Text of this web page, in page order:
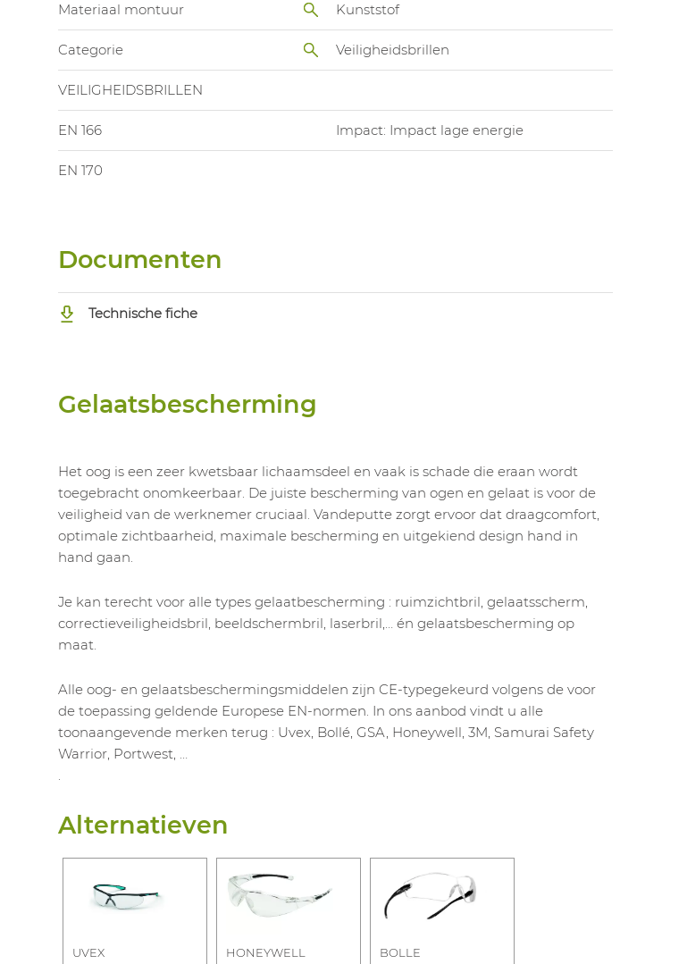
Materiaal montuur Kunststof
Categorie Veiligheidsbrillen
VEILIGHEIDSBRILLEN
EN 166 Impact: Impact lage energie
EN 170
Documenten
Technische fiche
Gelaatsbescherming
Het oog is een zeer kwetsbaar lichaamsdeel en vaak is schade die eraan wordt
toegebracht onomkeerbaar. De juiste bescherming van ogen en gelaat is voor de
veiligheid van de werknemer cruciaal. Vandeputte zorgt ervoor dat draagcomfort,
optimale zichtbaarheid, maximale bescherming en uitgekiend design hand in
hand gaan.
Je kan terecht voor alle types gelaatbescherming : ruimzichtbril, gelaatsscherm,
correctieveiligheidsbril, beeldschermbril, laserbril,… én gelaatsbescherming op
maat.
Alle oog- en gelaatsbeschermingsmiddelen zijn CE-typegekeurd volgens de voor
de toepassing geldende Europese EN-normen. In ons aanbod vindt u alle
toonaangevende merken terug : Uvex, Bollé, GSA, Honeywell, 3M, Samurai Safety
Warrior, Portwest, …
.
Alternatieven
UVEX HONEYWELL BOLLE